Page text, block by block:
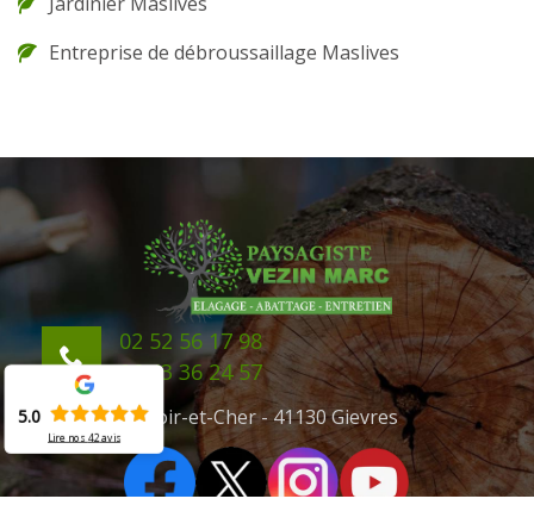
Entreprise de débroussaillage Maslives
02 52 56 17 98
06 43 36 24 57
41 Loir-et-Cher - 41130 Gievres
5.0
Lire nos 42avis